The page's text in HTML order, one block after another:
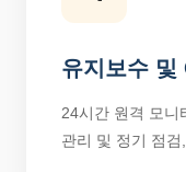
유지보수 및
24시간 원격 모니
관리 및 정기 점검